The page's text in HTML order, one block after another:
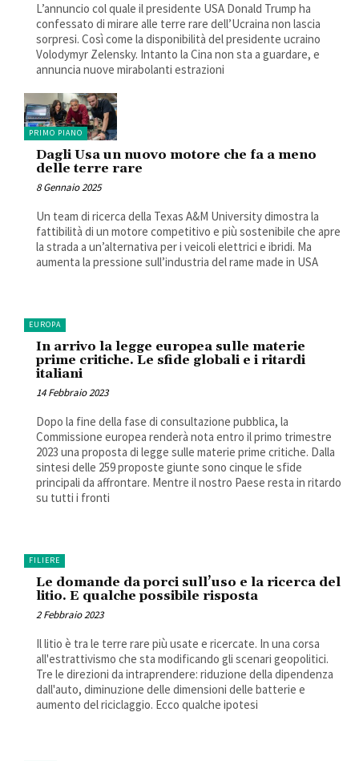
L’annuncio col quale il presidente USA Donald Trump ha
confessato di mirare alle terre rare dell’Ucraina non lascia
sorpresi. Così come la disponibilità del presidente ucraino
Volodymyr Zelensky. Intanto la Cina non sta a guardare, e
annuncia nuove mirabolanti estrazioni
PRIMO PIANO
Dagli Usa un nuovo motore che fa a meno
delle terre rare
8 Gennaio 2025
Un team di ricerca della Texas A&M University dimostra la
fattibilità di un motore competitivo e più sostenibile che apre
la strada a un’alternativa per i veicoli elettrici e ibridi. Ma
aumenta la pressione sull’industria del rame made in USA
EUROPA
In arrivo la legge europea sulle materie
prime critiche. Le sfide globali e i ritardi
italiani
14 Febbraio 2023
Dopo la fine della fase di consultazione pubblica, la
Commissione europea renderà nota entro il primo trimestre
2023 una proposta di legge sulle materie prime critiche. Dalla
sintesi delle 259 proposte giunte sono cinque le sfide
principali da affrontare. Mentre il nostro Paese resta in ritardo
su tutti i fronti
FILIERE
Le domande da porci sull’uso e la ricerca del
litio. E qualche possibile risposta
2 Febbraio 2023
Il litio è tra le terre rare più usate e ricercate. In una corsa
all'estrattivismo che sta modificando gli scenari geopolitici.
Tre le direzioni da intraprendere: riduzione della dipendenza
dall'auto, diminuzione delle dimensioni delle batterie e
aumento del riciclaggio. Ecco qualche ipotesi